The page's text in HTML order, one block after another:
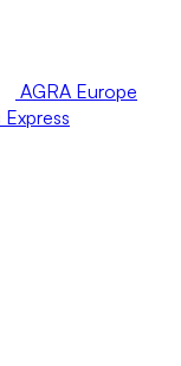
AGRA Europe
Express